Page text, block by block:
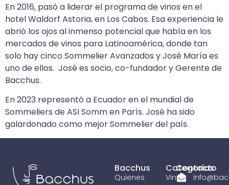
En 2016, pasó a liderar el programa de vinos en el
hotel Waldorf Astoria, en Los Cabos. Esa experiencia le
abrió los ojos al inmenso potencial que había en los
mercados de vinos para Latinoamérica, donde tan
solo hay cinco Sommelier Avanzados y José María es
uno de ellos. José es socio, co-fundador y Gerente de
Bacchus.
En 2023 representó a Ecuador en el mundial de
Sommeliers de ASI Somm en París. José ha sido
galardonado como mejor Sommelier del país.
Bacchus
Quienes
Categorías
Vinos
Contacto